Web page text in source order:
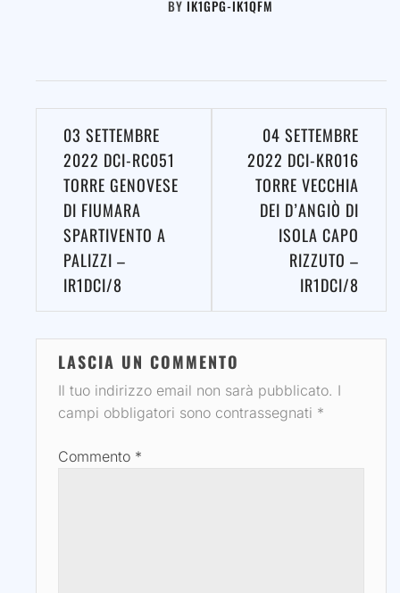
BY IK1GPG-IK1QFM
Navigazione
articoli
03 SETTEMBRE
2022 DCI-RC051
TORRE GENOVESE
DI FIUMARA
SPARTIVENTO A
PALIZZI –
IR1DCI/8
04 SETTEMBRE
2022 DCI-KR016
TORRE VECCHIA
DEI D’ANGIÒ DI
ISOLA CAPO
RIZZUTO –
IR1DCI/8
LASCIA UN COMMENTO
Il tuo indirizzo email non sarà pubblicato. I
campi obbligatori sono contrassegnati *
Commento *